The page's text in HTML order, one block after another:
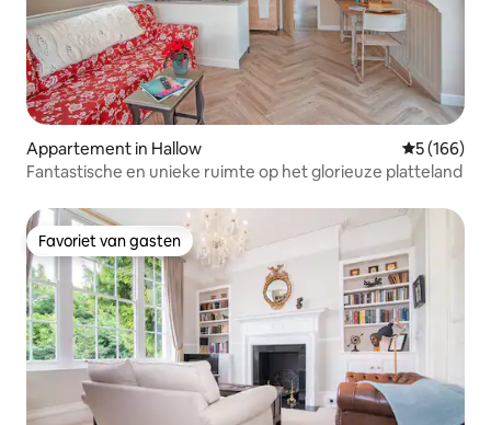
Appartement in Hallow
5 (166)
Fantastische en unieke ruimte op het glorieuze platteland
Favoriet van gasten
Favoriet van gasten